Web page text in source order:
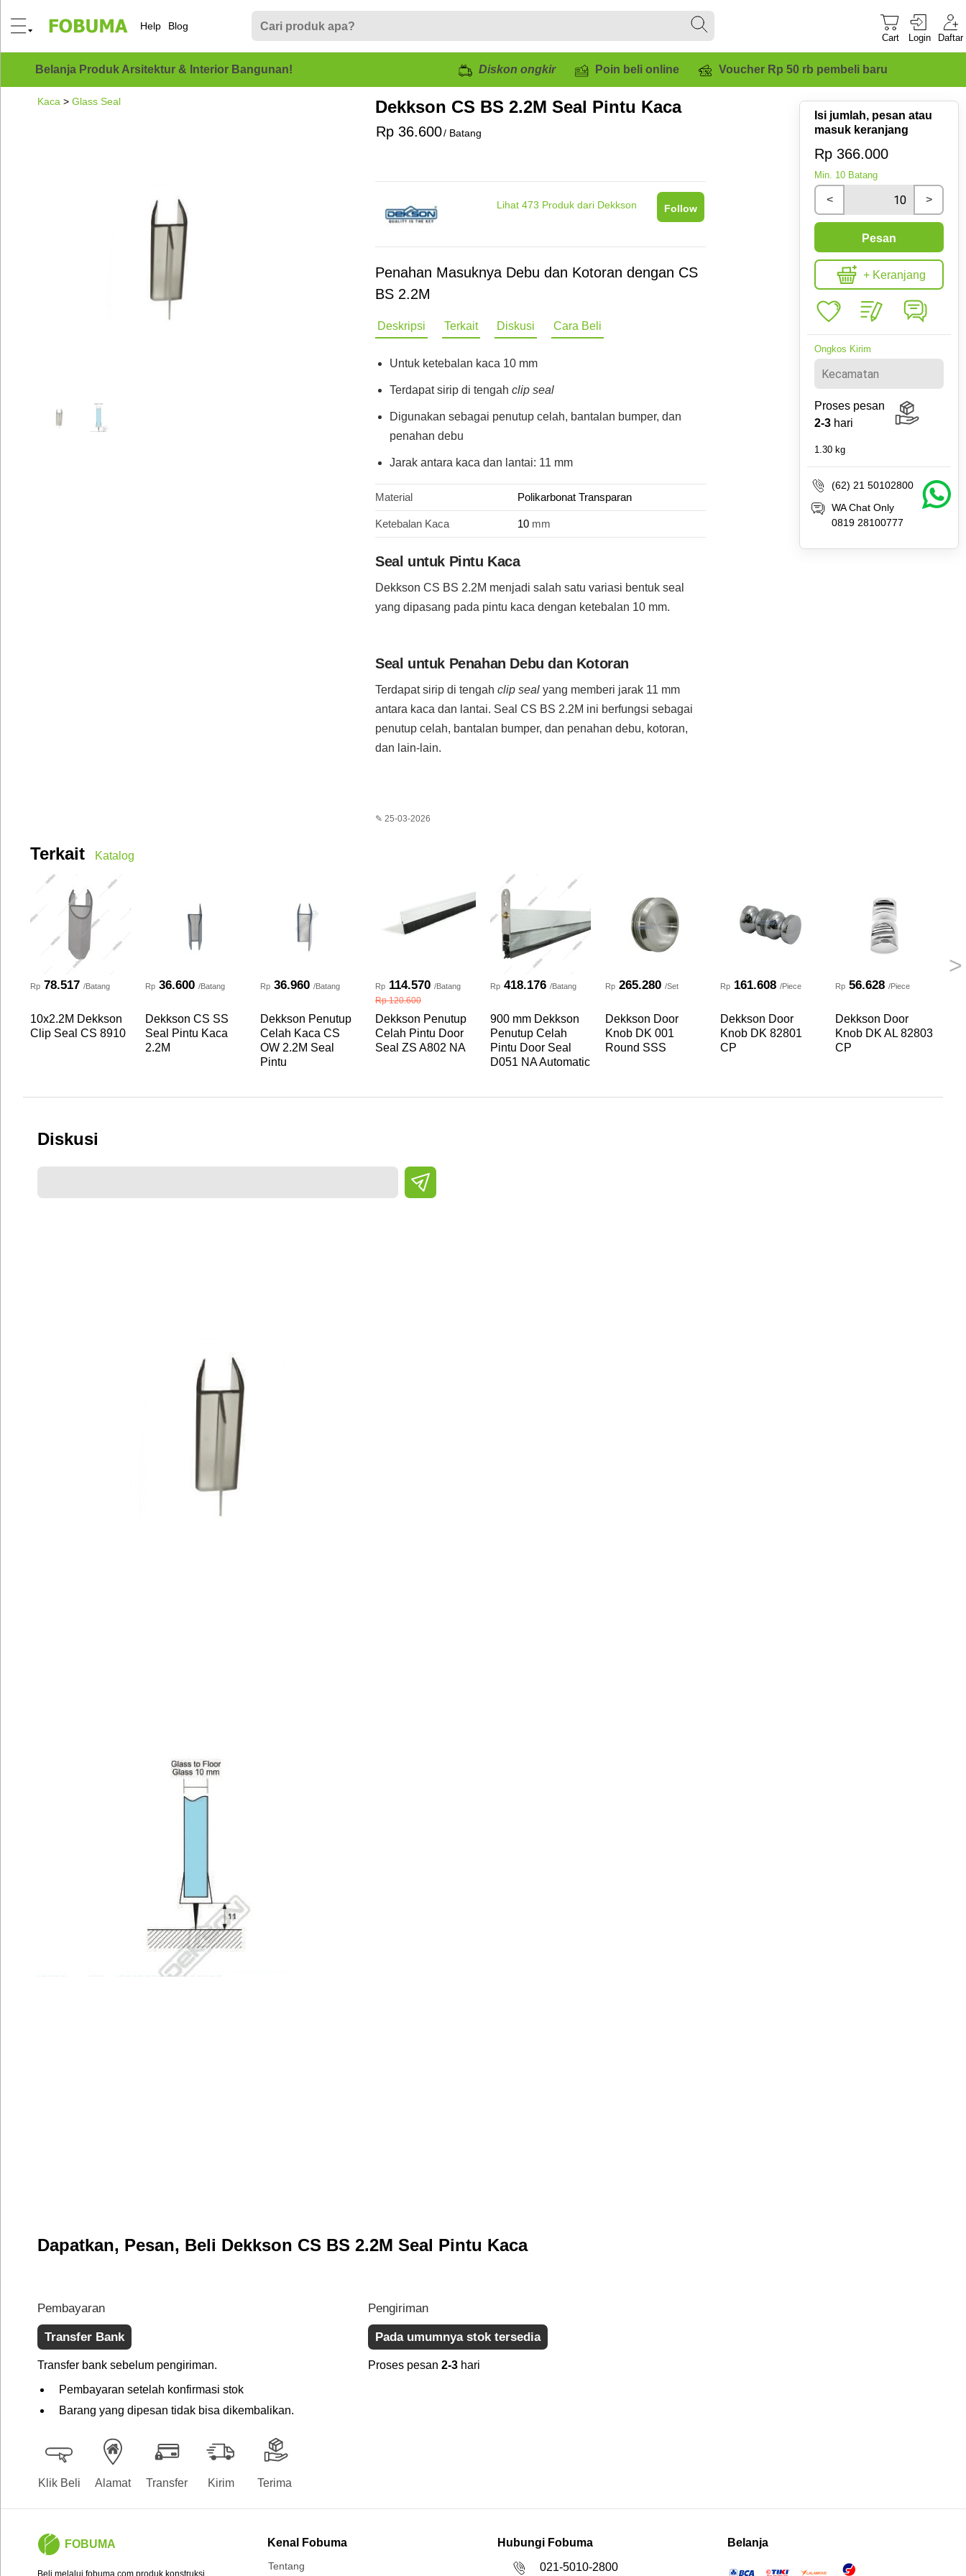
Help Blog
Cart Login Daftar
Belanja Produk Arsitektur & Interior Bangunan! Diskon ongkir Poin beli online Voucher Rp 50 rb pembeli baru
Kaca > Glass Seal Dekkson CS BS 2.2M Seal Pintu Kaca
Rp 36.600/ Batang
Isi jumlah, pesan atau
masuk keranjang
Rp 366.000
Min. 10 Batang
< >
Pesan
+ Keranjang
Ongkos Kirim
Proses pesan
2-3 hari
1.30 kg
(62) 21 50102800
WA Chat Only
0819 28100777
Lihat 473 Produk dari Dekkson Follow
Penahan Masuknya Debu dan Kotoran dengan CS
BS 2.2M
Deskripsi Terkait Diskusi Cara Beli
Untuk ketebalan kaca 10 mm
Terdapat sirip di tengah clip seal
Digunakan sebagai penutup celah, bantalan bumper, dan
penahan debu
Jarak antara kaca dan lantai: 11 mm
Material Polikarbonat Transparan
Ketebalan Kaca 10 mm
Seal untuk Pintu Kaca
Dekkson CS BS 2.2M menjadi salah satu variasi bentuk seal
yang dipasang pada pintu kaca dengan ketebalan 10 mm.
Seal untuk Penahan Debu dan Kotoran
Terdapat sirip di tengah clip seal yang memberi jarak 11 mm
antara kaca dan lantai. Seal CS BS 2.2M ini berfungsi sebagai
penutup celah, bantalan bumper, dan penahan debu, kotoran,
dan lain-lain.
✎ 25-03-2026
Terkait Katalog
>
Rp 78.517 /Batang
10x2.2M Dekkson
Clip Seal CS 8910
Rp 36.600 /Batang
Dekkson CS SS
Seal Pintu Kaca
2.2M
Rp 36.960 /Batang
Dekkson Penutup
Celah Kaca CS
OW 2.2M Seal
Pintu
Rp 114.570 /Batang
Rp 120.600
Dekkson Penutup
Celah Pintu Door
Seal ZS A802 NA
Rp 418.176 /Batang
900 mm Dekkson
Penutup Celah
Pintu Door Seal
D051 NA Automatic
Rp 265.280 /Set
Dekkson Door
Knob DK 001
Round SSS
Rp 161.608 /Piece
Dekkson Door
Knob DK 82801
CP
Rp 56.628 /Piece
Dekkson Door
Knob DK AL 82803
CP
Diskusi
Dapatkan, Pesan, Beli Dekkson CS BS 2.2M Seal Pintu Kaca
Pembayaran
Transfer Bank
Transfer bank sebelum pengiriman.
Pembayaran setelah konfirmasi stok
Barang yang dipesan tidak bisa dikembalikan.
Pengiriman
Pada umumnya stok tersedia
Proses pesan 2-3 hari
Klik Beli Alamat Transfer Kirim Terima
FOBUMA
Beli melalui fobuma.com produk konstruksi
Kenal Fobuma
Tentang
Hubungi Fobuma
021-5010-2800
Belanja